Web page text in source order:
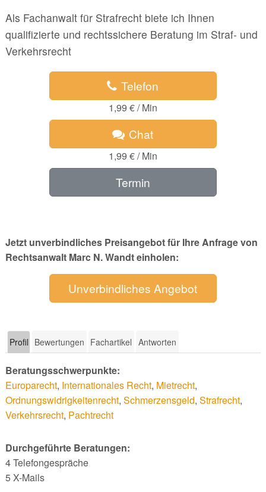
Als Fachanwalt für Strafrecht biete ich Ihnen
qualifizierte und rechtssichere Beratung im Straf- und
Verkehrsrecht
Telefon
1,99 € / Min
Chat
1,99 € / Min
Termin
Jetzt unverbindliches Preisangebot für Ihre Anfrage von
Rechtsanwalt Marc N. Wandt einholen:
Unverbindliches Angebot
Profil Bewertungen Fachartikel Antworten
Beratungsschwerpunkte:
Europarecht, Internationales Recht, Mietrecht,
Ordnungswidrigkeitenrecht, Schmerzensgeld, Strafrecht,
Verkehrsrecht, Pachtrecht
Durchgeführte Beratungen:
4 Telefongespräche
5 X-Mails